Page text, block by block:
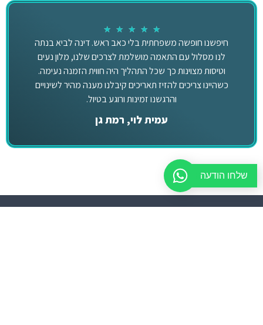
★
★
★
★
★
חיפשנו חופשה משפחתית בלי כאב ראש. דינה לביא בנתה
לנו מסלול עם התאמה מושלמת לצרכים שלנו, מלון נעים
וטיסות מצוינות כך שכל התהליך היה חווית הזמנה נעימה.
כשהיינו צריכים להזיז תאריכים קיבלנו מענה מהיר לשינויים
והרגשנו זמינות ורוגע בטיול.
עמית לוי, רמת גן
שלחו הודעה